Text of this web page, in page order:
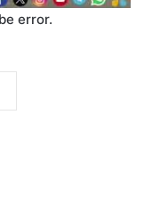
error.